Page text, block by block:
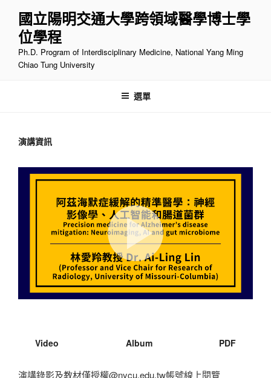
國立陽明交通大學跨領域醫學博士學
位學程
Ph.D. Program of Interdisciplinary Medicine, National Yang Ming
Chiao Tung University
選單
演講資訊
Video Album PDF
演講錄影及教材僅授權@nycu.edu.tw帳號線上閱覽